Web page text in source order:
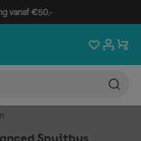
vanaf €50,-